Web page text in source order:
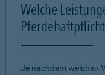
Welche
Je nachdem welchen